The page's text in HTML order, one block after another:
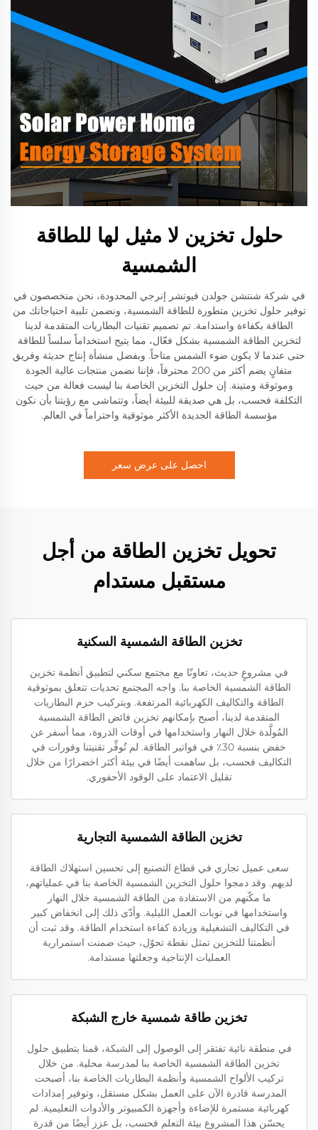
حلول تخزين لا مثيل لها للطاقة
الشمسية
في شركة شنتشن جولدن فيوتشر إنرجي المحدودة، نحن متخصصون في
توفير حلول تخزين متطورة للطاقة الشمسية، ونضمن تلبية احتياجاتك من
الطاقة بكفاءة واستدامة. تم تصميم تقنيات البطاريات المتقدمة لدينا
لتخزين الطاقة الشمسية بشكل فعّال، مما يتيح استخداماً سلساً للطاقة
حتى عندما لا يكون ضوء الشمس متاحاً. وبفضل منشأة إنتاج حديثة وفريق
متفانٍ يضم أكثر من 200 محترفاً، فإننا نضمن منتجات عالية الجودة
وموثوقة ومتينة. إن حلول التخزين الخاصة بنا ليست فعالة من حيث
التكلفة فحسب، بل هي صديقة للبيئة أيضاً، وتتماشى مع رؤيتنا بأن نكون
مؤسسة الطاقة الجديدة الأكثر موثوقية واحتراماً في العالم.
احصل على عرض سعر
تحويل تخزين الطاقة من أجل
مستقبل مستدام
تخزين الطاقة الشمسية السكنية
في مشروعٍ حديث، تعاونّا مع مجتمع سكني لتطبيق أنظمة تخزين
الطاقة الشمسية الخاصة بنا. واجه المجتمع تحديات تتعلق بموثوقية
الطاقة والتكاليف الكهربائية المرتفعة. وبتركيب حزم البطاريات
المتقدمة لدينا، أصبح بإمكانهم تخزين فائض الطاقة الشمسية
المُولَّدة خلال النهار واستخدامها في أوقات الذروة، مما أسفر عن
خفض بنسبة 30٪ في فواتير الطاقة. لم تُوفِّر تقنيتنا وفورات في
التكاليف فحسب، بل ساهمت أيضًا في بيئة أكثر اخضرارًا من خلال
تقليل الاعتماد على الوقود الأحفوري.
تخزين الطاقة الشمسية التجارية
سعى عميل تجاري في قطاع التصنيع إلى تحسين استهلاك الطاقة
لديهم. وقد دمجوا حلول التخزين الشمسية الخاصة بنا في عملياتهم،
ما مكّنهم من الاستفادة من الطاقة الشمسية خلال النهار
واستخدامها في نوبات العمل الليلية. وأدّى ذلك إلى انخفاض كبير
في التكاليف التشغيلية وزيادة كفاءة استخدام الطاقة. وقد ثبت أن
أنظمتنا للتخزين تمثل نقطة تحوّل، حيث ضمنت استمرارية
العمليات الإنتاجية وجعلتها مستدامة.
تخزين طاقة شمسية خارج الشبكة
في منطقة نائية تفتقر إلى الوصول إلى الشبكة، قمنا بتطبيق حلول
تخزين الطاقة الشمسية الخاصة بنا لمدرسة محلية. من خلال
تركيب الألواح الشمسية وأنظمة البطاريات الخاصة بنا، أصبحت
المدرسة قادرة الآن على العمل بشكل مستقل، وتوفير إمدادات
كهربائية مستمرة للإضاءة وأجهزة الكمبيوتر والأدوات التعليمية. لم
يحسّن هذا المشروع بيئة التعلم فحسب، بل عزز أيضًا من قدرة